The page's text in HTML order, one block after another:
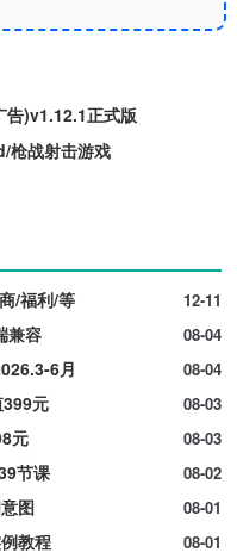
告)v1.12.1正式版
枪战射击游戏
12-11
/福利/等
08-04
兼容
08-04
6月
08-03
元
08-03
元
08-02
节课
08-01
图
08-01
教程